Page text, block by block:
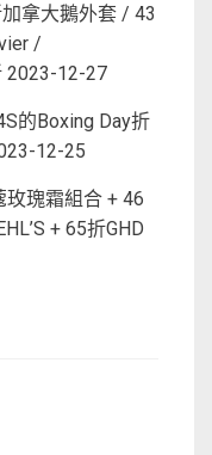
拿大鵝外套 / 43
/
2023-12-27
的Boxing Day折
12-25
瑰霜組合 + 46
+ 65折GHD